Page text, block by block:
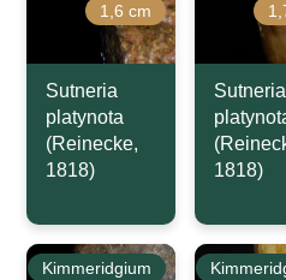
1,6 cm
Sutneria
platynota
(Reinecke,
1818)
Sutneria
1818)
Kimmeridgium